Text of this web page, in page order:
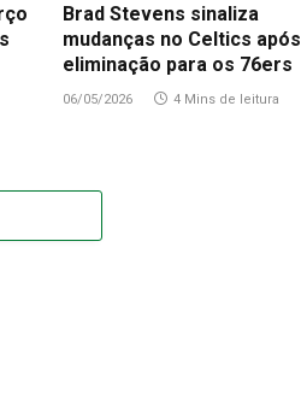
Brad Stevens sinaliza
mudanças no Celtics após
eliminação para os 76ers
06/05/2026 4 Mins de leitura